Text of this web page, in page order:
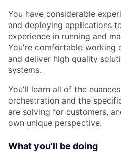
You have considerable
and deploying applications
experience in running and
You're comfortable working
and deliver high quality
systems.
You'll learn all of the
orchestration and the
are solving for customers,
own unique perspective.
What you'll be doing